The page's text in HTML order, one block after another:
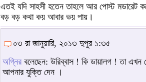
এতই যদি সাহসী হতেন তাহলে আর পোস্ট মডারেট
বড় বড় কথা কয় আবার ভয় পায়।
০৩ রা জানুয়ারি, ২০১৩ দুপুর ১:৩৫
অগ্নির বলেছেন: উরিব্বাস ! কি ডায়ালগ ! তা
আপনার যুক্তি দেন ।